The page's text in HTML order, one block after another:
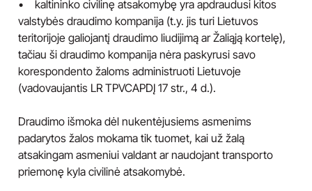
• kaltininko civilinę atsakomybę yra apdraudusi kitos
valstybės draudimo kompanija (t.y. jis turi Lietuvos
teritorijoje galiojantį draudimo liudijimą ar Žaliąją kortelę),
tačiau ši draudimo kompanija nėra paskyrusi savo
korespondento žaloms administruoti Lietuvoje
(vadovaujantis LR TPVCAPDĮ 17 str., 4 d.).
Draudimo išmoka dėl nukentėjusiems asmenims
padarytos žalos mokama tik tuomet, kai už žalą
atsakingam asmeniui valdant ar naudojant transporto
priemonę kyla civilinė atsakomybė.